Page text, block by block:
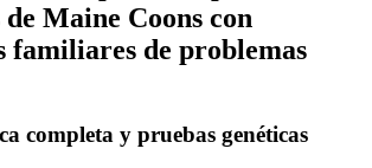
Maine Coons con
familiares de problemas
completa y pruebas genéticas